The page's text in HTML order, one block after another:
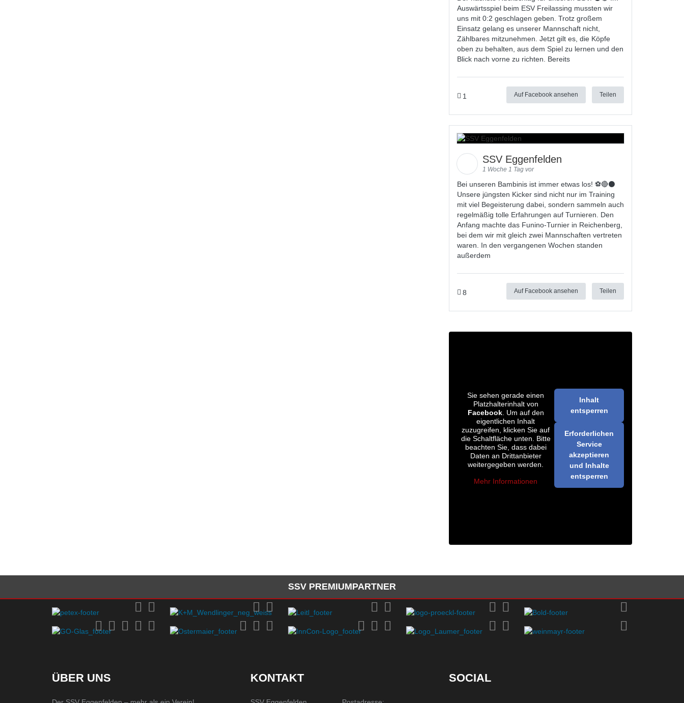
Auswärtsspiel beim ESV Freilassing mussten wir
uns mit 0:2 geschlagen geben. Trotz großem
Einsatz gelang es unserer Mannschaft nicht,
Zählbares mitzunehmen. Jetzt gilt es, die Köpfe
oben zu behalten, aus dem Spiel zu lernen und den
Blick nach vorne zu richten. Bereits
1 Auf Facebook ansehen Teilen
SSV Eggenfelden
1 Woche 1 Tag vor
Bei unseren Bambinis ist immer etwas los! ⚽️🔴⚫
Unsere jüngsten Kicker sind nicht nur im Training
mit viel Begeisterung dabei, sondern sammeln auch
regelmäßig tolle Erfahrungen auf Turnieren. Den
Anfang machte das Funino-Turnier in Reichenberg,
bei dem wir mit gleich zwei Mannschaften vertreten
waren. In den vergangenen Wochen standen
außerdem
8 Auf Facebook ansehen Teilen
Sie sehen gerade einen
Platzhalterinhalt von
Facebook. Um auf den
eigentlichen Inhalt
zuzugreifen, klicken Sie auf
die Schaltfläche unten. Bitte
beachten Sie, dass dabei
Daten an Drittanbieter
weitergegeben werden.
Mehr Informationen
Inhalt
entsperren
Erforderlichen
Service
akzeptieren
und Inhalte
entsperren
SSV PREMIUMPARTNER
ÜBER UNS KONTAKT SOCIAL